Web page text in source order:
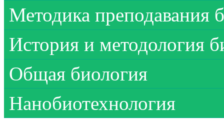
Методика преподавания
История и методология
Общая биология
Нанобиотехнология